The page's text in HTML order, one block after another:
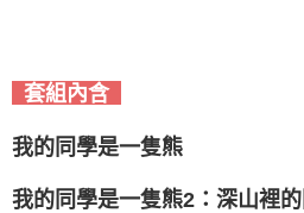
套組內含
我的同學是一隻熊
我的同學是一隻熊2：深山裡